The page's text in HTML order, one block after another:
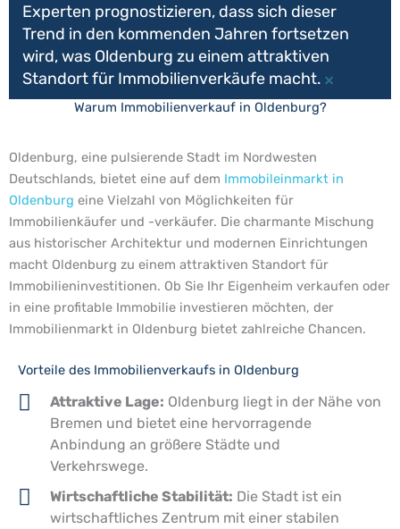
Experten prognostizieren, dass sich dieser
Trend in den kommenden Jahren fortsetzen
wird, was Oldenburg zu einem attraktiven
Standort für Immobilienverkäufe macht. ×
Warum Immobilienverkauf in Oldenburg?
Oldenburg, eine pulsierende Stadt im Nordwesten
Deutschlands, bietet eine auf dem Immobileinmarkt in
Oldenburg eine Vielzahl von Möglichkeiten für
Immobilienkäufer und -verkäufer. Die charmante Mischung
aus historischer Architektur und modernen Einrichtungen
macht Oldenburg zu einem attraktiven Standort für
Immobilieninvestitionen. Ob Sie Ihr Eigenheim verkaufen oder
in eine profitable Immobilie investieren möchten, der
Immobilienmarkt in Oldenburg bietet zahlreiche Chancen.
Vorteile des Immobilienverkaufs in Oldenburg
Attraktive Lage: Oldenburg liegt in der Nähe von
Bremen und bietet eine hervorragende
Anbindung an größere Städte und
Verkehrswege.
Wirtschaftliche Stabilität: Die Stadt ist ein
wirtschaftliches Zentrum mit einer stabilen